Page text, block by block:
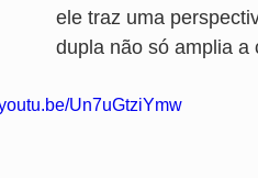
ele traz uma
dupla não só amplia a
Un7uGtziYmw